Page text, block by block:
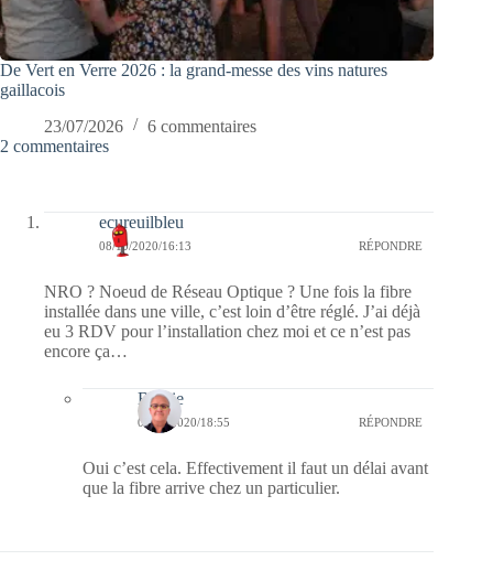
De Vert en Verre 2026 : la grand-messe des vins natures
gaillacois
23/07/2026
6 commentaires
2 commentaires
ecureuilbleu
08/10/2020/16:13 RÉPONDRE
NRO ? Noeud de Réseau Optique ? Une fois la fibre
installée dans une ville, c’est loin d’être réglé. J’ai déjà
eu 3 RDV pour l’installation chez moi et ce n’est pas
encore ça…
Bernie
08/10/2020/18:55 RÉPONDRE
Oui c’est cela. Effectivement il faut un délai avant
que la fibre arrive chez un particulier.